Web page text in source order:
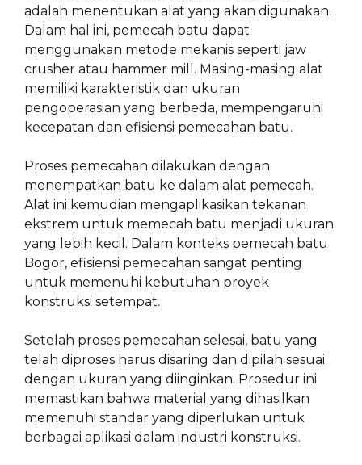
adalah menentukan alat yang akan digunakan.
Dalam hal ini, pemecah batu dapat
menggunakan metode mekanis seperti jaw
crusher atau hammer mill. Masing-masing alat
memiliki karakteristik dan ukuran
pengoperasian yang berbeda, mempengaruhi
kecepatan dan efisiensi pemecahan batu.
Proses pemecahan dilakukan dengan
menempatkan batu ke dalam alat pemecah.
Alat ini kemudian mengaplikasikan tekanan
ekstrem untuk memecah batu menjadi ukuran
yang lebih kecil. Dalam konteks pemecah batu
Bogor, efisiensi pemecahan sangat penting
untuk memenuhi kebutuhan proyek
konstruksi setempat.
Setelah proses pemecahan selesai, batu yang
telah diproses harus disaring dan dipilah sesuai
dengan ukuran yang diinginkan. Prosedur ini
memastikan bahwa material yang dihasilkan
memenuhi standar yang diperlukan untuk
berbagai aplikasi dalam industri konstruksi.